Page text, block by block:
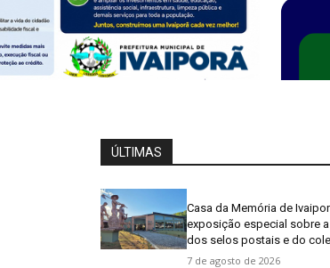
ÚLTIMAS
Casa da Memória de
exposição especial sobre
dos selos postais e do
7 de agosto de 2026